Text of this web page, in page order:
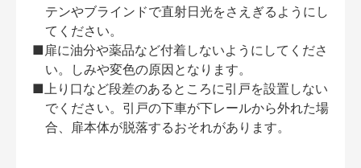
テンやブラインドで直射日光をさえぎるようにし
てください。
■扉に油分や薬品など付着しないようにしてくださ
い。しみや変色の原因となります。
■上り口など段差のあるところに引戸を設置しない
でください。引戸の下車が下レールから外れた場
合、扉本体が脱落するおそれがあります。